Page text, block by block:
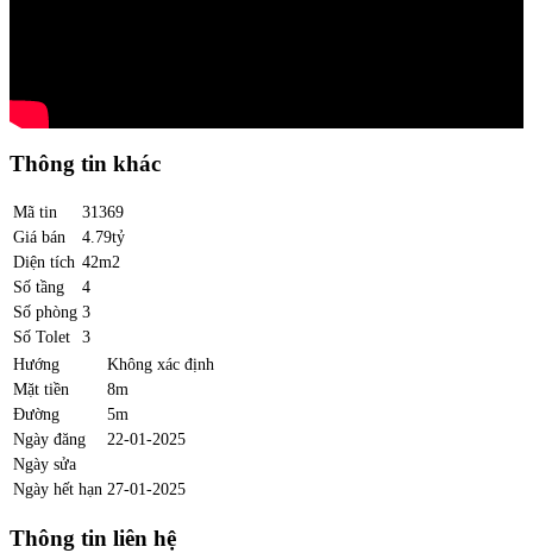
Thông tin khác
Mã tin
31369
Giá bán
4.79tỷ
Diện tích 42m2
Số tầng
4
Số phòng 3
Số Tolet
3
Hướng
Không xác định
Mặt tiền
8m
Đường
5m
Ngày đăng
22-01-2025
Ngày sửa
Ngày hết hạn 27-01-2025
Thông tin liên hệ